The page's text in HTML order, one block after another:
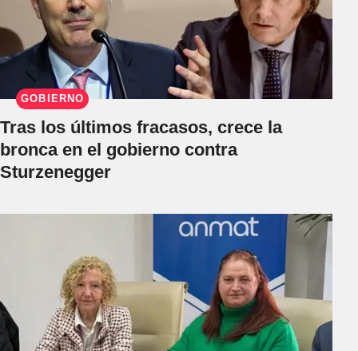
GOBIERNO
Tras los últimos fracasos, crece la
bronca en el gobierno contra
Sturzenegger